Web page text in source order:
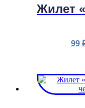
Жилет
99